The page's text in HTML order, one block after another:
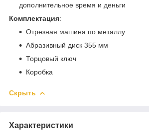
дополнительное время и деньги
Комплектация:
Отрезная машина по металлу
Абразивный диск 355 мм
Торцовый ключ
Коробка
Скрыть
Характеристики